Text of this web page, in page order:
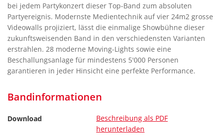
bei jedem Partykonzert dieser Top-Band zum absoluten
Partyereignis. Modernste Medientechnik auf vier 24m2 grosse
Videowalls projiziert, lässt die einmalige Showbühne dieser
zukunftsweisenden Band in den verschiedensten Varianten
erstrahlen. 28 moderne Moving-Lights sowie eine
Beschallungsanlage für mindestens 5'000 Personen
garantieren in jeder Hinsicht eine perfekte Performance.
Bandinformationen
Download
Beschreibung als PDF
herunterladen